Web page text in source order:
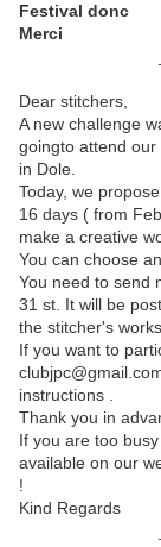
Festival donc
Merci
Dear stitchers,
A new challenge
goingto attend
in Dole.
Today, we
16 days ( from
make a creative
You can choose
You need to send
31 st. It will be
the stitcher's works.
If you want to
instructions .
Thank you in
If you are too
available on our
!
Kind Regards